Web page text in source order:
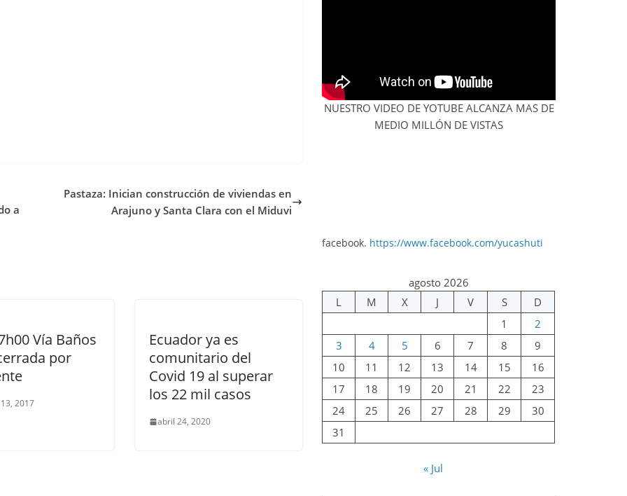
a
Pastaza: Inician construcción de viviendas en
Arajuno y Santa Clara con el Miduvi
Vía Baños
por
2017
Ecuador ya es
comunitario del
Covid 19 al superar
los 22 mil casos
abril 24, 2020
NUESTRO VIDEO DE YOTUBE ALCANZA MAS DE
MEDIO MILLÓN DE VISTAS
facebook. https://www.facebook.com/yucashuti
agosto 2026
L
M X J V S
D
1
2
3
4 5 6 7 8
9
10
11 12 13 14 15
16
17
18 19 20 21 22
23
24
25 26 27 28 29
30
31
« Jul